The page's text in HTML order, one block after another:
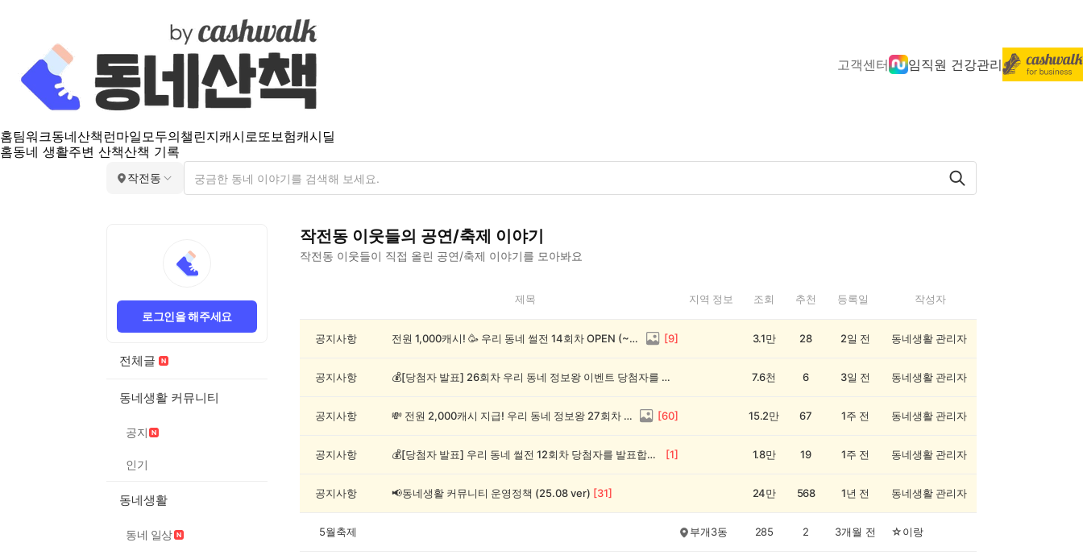
고객센터 임직원 건강관리
홈팀워크동네산책 런마일모두의챌린지캐시로또보험캐시딜
홈동네 생활주변 산책산책 기록
작전동
로그인을 해주세요
전체글
동네생활 커뮤니티
공지
인기
동네생활
동네 일상
작전동 이웃들의 공연/축제 이야기
작전동 이웃들이 직접 올린 공연/축제 이야기를 모아봐요
동
제목 지역 정보 조회 추천 등록일 작성자
공지사항 전원 1,000캐시! 🥳 우리 동네 썰전 14회차 OPEN (~8/17) [9] 3.1만 28 2일 전 동네생활 관리자
공지사항 💰[당첨자 발표] 26회차 우리 동네 정보왕 이벤트 당첨자를 발표합니다! 7.6천 6 3일 전 동네생활 관리자
공지사항 💸 전원 2,000캐시 지급! 우리 동네 정보왕 27회차 (~8/10) [60] 15.2만 67 1주 전 동네생활 관리자
공지사항 💰[당첨자 발표] 우리 동네 썰전 12회차 당첨자를 발표합니다! [1] 1.8만 19 1주 전 동네생활 관리자
공지사항 📢동네생활 커뮤니티 운영정책 (25.08 ver) [31] 24만 568 1년 전 동네생활 관리자
5월축제 부개3동 285 2 3개월 전 ☆이랑